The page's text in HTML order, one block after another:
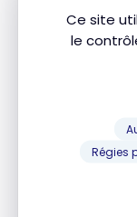
Ce site
le
Régies
Collection
Avis : Park
Collection